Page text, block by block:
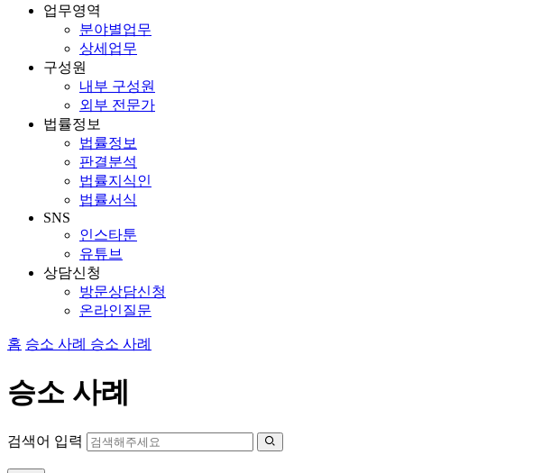
업무영역
분야별업무
상세업무
구성원
내부 구성원
외부 전문가
법률정보
법률정보
판결분석
법률지식인
법률서식
SNS
인스타툰
유튜브
상담신청
방문상담신청
온라인질문
홈 승소 사례 승소 사례
승소 사례
검색어 입력 